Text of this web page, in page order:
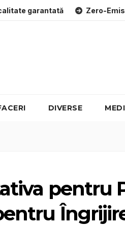
Zero-Emission Energy
DIVERSE
pentru